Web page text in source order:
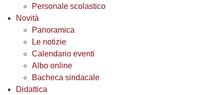
Personale scolastico
Novità
Panoramica
Le notizie
Calendario eventi
Albo online
Bacheca sindacale
Didattica